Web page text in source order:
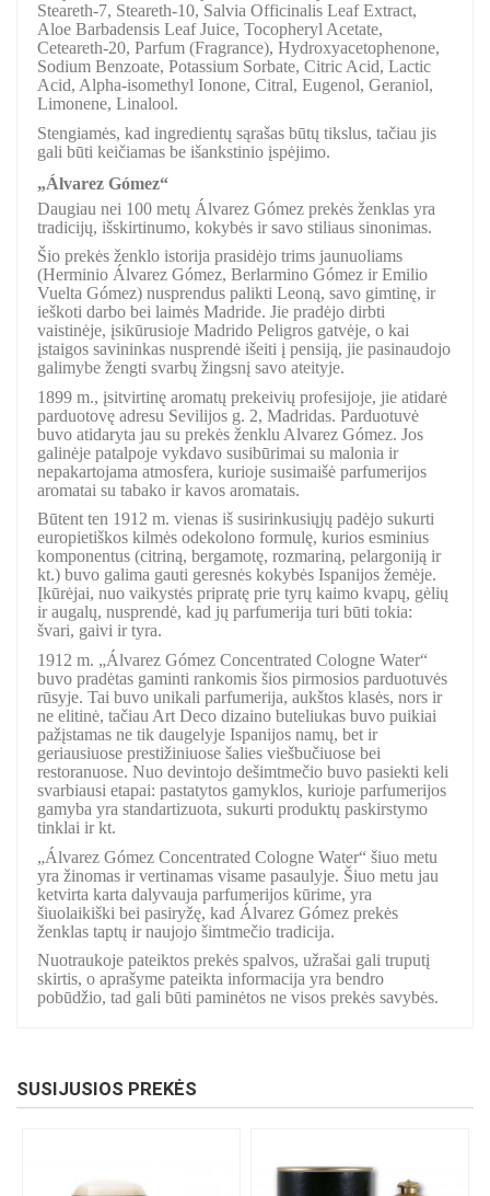
Steareth-7, Steareth-10, Salvia Officinalis Leaf Extract,
Aloe Barbadensis Leaf Juice, Tocopheryl Acetate,
Ceteareth-20, Parfum (Fragrance), Hydroxyacetophenone,
Sodium Benzoate, Potassium Sorbate, Citric Acid, Lactic
Acid, Alpha-isomethyl Ionone, Citral, Eugenol, Geraniol,
Limonene, Linalool.
Stengiamės, kad ingredientų sąrašas būtų tikslus, tačiau jis
gali būti keičiamas be išankstinio įspėjimo.
„Álvarez Gómez“
Daugiau nei 100 metų Álvarez Gómez prekės ženklas yra
tradicijų, išskirtinumo, kokybės ir savo stiliaus sinonimas.
Šio prekės ženklo istorija prasidėjo trims jaunuoliams
(Herminio Álvarez Gómez, Berlarmino Gómez ir Emilio
Vuelta Gómez) nusprendus palikti Leoną, savo gimtinę, ir
ieškoti darbo bei laimės Madride. Jie pradėjo dirbti
vaistinėje, įsikūrusioje Madrido Peligros gatvėje, o kai
įstaigos savininkas nusprendė išeiti į pensiją, jie pasinaudojo
galimybe žengti svarbų žingsnį savo ateityje.
1899 m., įsitvirtinę aromatų prekeivių profesijoje, jie atidarė
parduotovę adresu Sevilijos g. 2, Madridas. Parduotuvė
buvo atidaryta jau su prekės ženklu Alvarez Gómez. Jos
galinėje patalpoje vykdavo susibūrimai su malonia ir
nepakartojama atmosfera, kurioje susimaišė parfumerijos
aromatai su tabako ir kavos aromatais.
Būtent ten 1912 m. vienas iš susirinkusiųjų padėjo sukurti
europietiškos kilmės odekolono formulę, kurios esminius
komponentus (citriną, bergamotę, rozmariną, pelargoniją ir
kt.) buvo galima gauti geresnės kokybės Ispanijos žemėje.
Įkūrėjai, nuo vaikystės pripratę prie tyrų kaimo kvapų, gėlių
ir augalų, nusprendė, kad jų parfumerija turi būti tokia:
švari, gaivi ir tyra.
1912 m. „Álvarez Gómez Concentrated Cologne Water“
buvo pradėtas gaminti rankomis šios pirmosios parduotuvės
rūsyje. Tai buvo unikali parfumerija, aukštos klasės, nors ir
ne elitinė, tačiau Art Deco dizaino buteliukas buvo puikiai
pažįstamas ne tik daugelyje Ispanijos namų, bet ir
geriausiuose prestižiniuose šalies viešbučiuose bei
restoranuose. Nuo devintojo dešimtmečio buvo pasiekti keli
svarbiausi etapai: pastatytos gamyklos, kurioje parfumerijos
gamyba yra standartizuota, sukurti produktų paskirstymo
tinklai ir kt.
„Álvarez Gómez Concentrated Cologne Water“ šiuo metu
yra žinomas ir vertinamas visame pasaulyje. Šiuo metu jau
ketvirta karta dalyvauja parfumerijos kūrime, yra
šiuolaikiški bei pasiryžę, kad Álvarez Gómez prekės
ženklas taptų ir naujojo šimtmečio tradicija.
Nuotraukoje pateiktos prekės spalvos, užrašai gali truputį
skirtis, o aprašyme pateikta informacija yra bendro
pobūdžio, tad gali būti paminėtos ne visos prekės savybės.
SUSIJUSIOS PREKĖS